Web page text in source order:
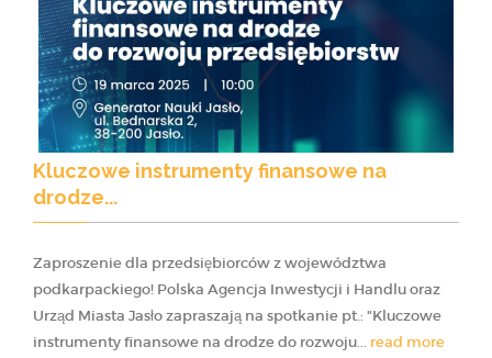
Kluczowe instrumenty finansowe na
drodze...
Zaproszenie dla przedsiębiorców z województwa
podkarpackiego! Polska Agencja Inwestycji i Handlu oraz
Urząd Miasta Jasło zapraszają na spotkanie pt.: "Kluczowe
instrumenty finansowe na drodze do rozwoju... read more